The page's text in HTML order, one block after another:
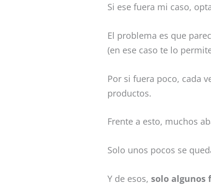
Si ese fuera mi caso,
El problema es que
(en ese caso te lo
Por si fuera poco, cada
productos.
Frente a esto, muchos
Solo unos pocos se
Y de esos, solo algunos